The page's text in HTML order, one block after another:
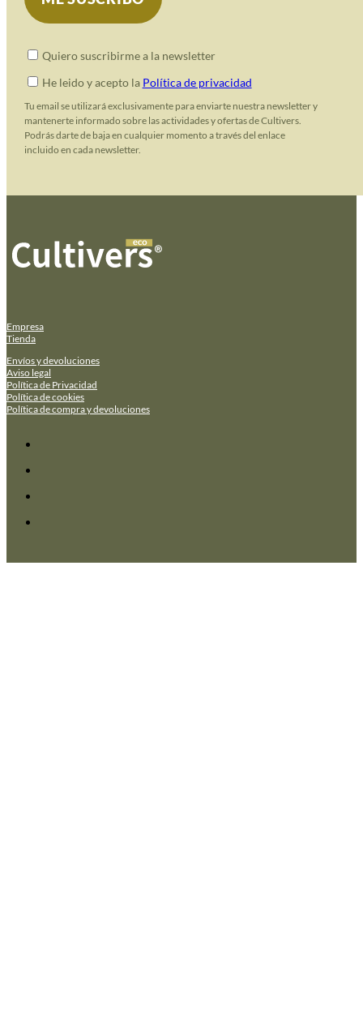
Quiero suscribirme a la newsletter
He leido y acepto la Política de privacidad
Tu email se utilizará exclusivamente para enviarte nuestra newsletter y
mantenerte informado sobre las actividades y ofertas de Cultivers.
Podrás darte de baja en cualquier momento a través del enlace
incluido en cada newsletter.
Empresa
Tienda
Envíos y devoluciones
Aviso legal
Política de Privacidad
Política de cookies
Política de compra y devoluciones